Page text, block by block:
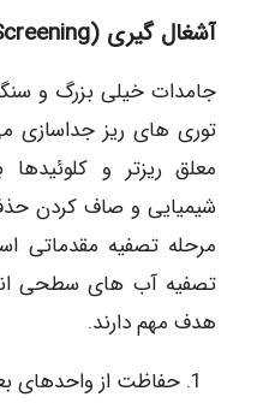
آشغال گیری (Screening)
جامدات خیلی بزرگ و
توری های ریز جداسازی
معلق ریزتر و
شیمیایی و صاف کردن
مرحله تصفيه
تصفیه آب های سطحی
هدف مهم دارند.
حفاظت از واحدهای